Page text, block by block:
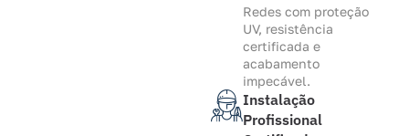
Redes com proteção
UV, resistência
certificada e
acabamento
impecável.
Instalação
Profissional